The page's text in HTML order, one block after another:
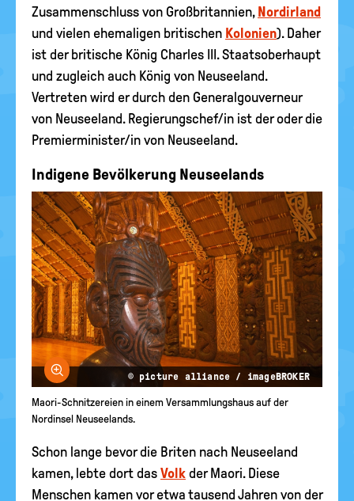
Zusammenschluss von Großbritannien, Nordirland
und vielen ehemaligen britischen Kolonien). Daher
ist der britische König Charles III. Staatsoberhaupt
und zugleich auch König von Neuseeland.
Vertreten wird er durch den Generalgouverneur
von Neuseeland. Regierungschef/in ist der oder die
Premierminister/in von Neuseeland.
Indigene Bevölkerung Neuseelands
Bild vergrößern
© picture alliance / imageBROKER
Maori-Schnitzereien in einem Versammlungshaus auf der
Nordinsel Neuseelands.
Schon lange bevor die Briten nach Neuseeland
kamen, lebte dort das Volk der Maori. Diese
Menschen kamen vor etwa tausend Jahren von der